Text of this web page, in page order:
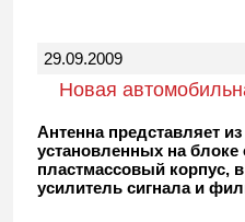
29.09.2009
Новая
Антенна представляет
установленных на блоке
пластмассовый корпус,
усилитель сигнала и